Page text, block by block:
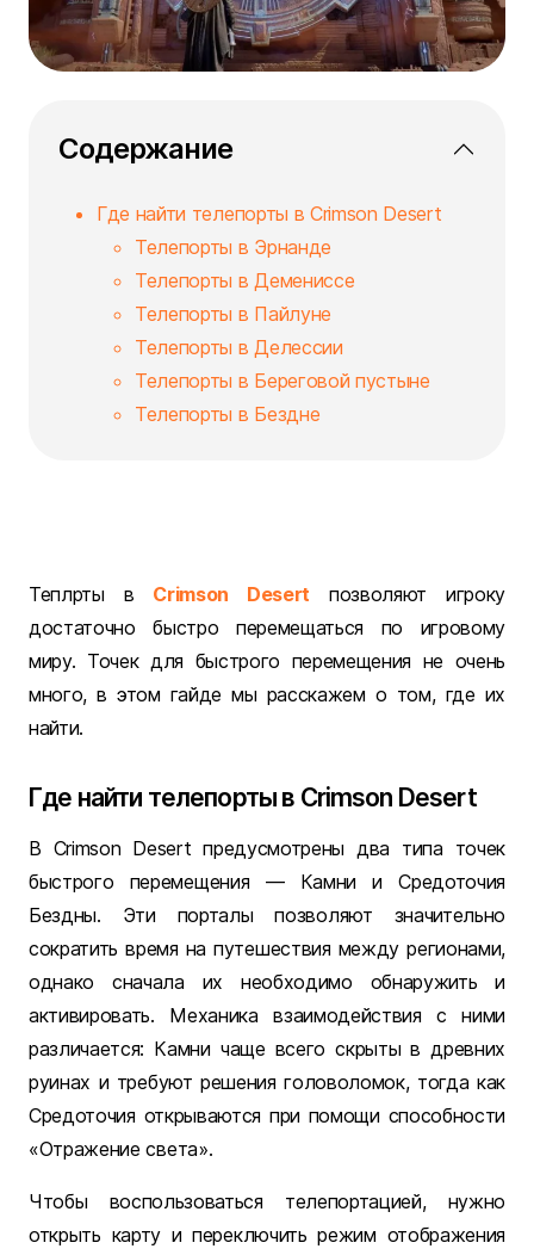
Содержание
Где найти телепорты в Crimson Desert
Телепорты в Эрнанде
Телепорты в Демениссе
Телепорты в Пайлуне
Телепорты в Делессии
Телепорты в Береговой пустыне
Телепорты в Бездне
Теплрты в Crimson Desert позволяют игроку
достаточно быстро перемещаться по игровому
миру. Точек для быстрого перемещения не очень
много, в этом гайде мы расскажем о том, где их
найти.
Где найти телепорты в Crimson Desert
В Crimson Desert предусмотрены два типа точек
быстрого перемещения — Камни и Средоточия
Бездны. Эти порталы позволяют значительно
сократить время на путешествия между регионами,
однако сначала их необходимо обнаружить и
активировать. Механика взаимодействия с ними
различается: Камни чаще всего скрыты в древних
руинах и требуют решения головоломок, тогда как
Средоточия открываются при помощи способности
«Отражение света».
Чтобы воспользоваться телепортацией, нужно
открыть карту и переключить режим отображения